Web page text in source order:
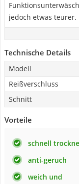
jedoch etwas teurer.
Technische Details
Modell
Reißverschluss
Schnitt
Vorteile
schnell
anti-geruch
weich und